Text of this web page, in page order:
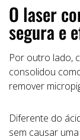
O laser
segura e
Por outro lado,
consolidou
remover
Diferente do
sem causar